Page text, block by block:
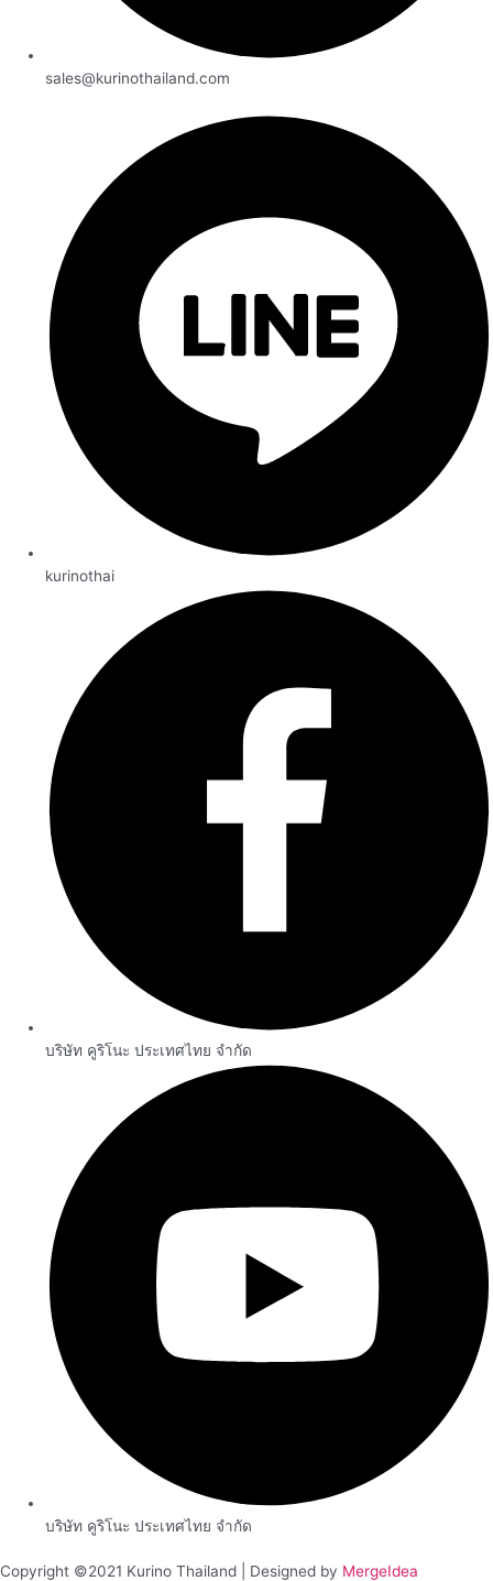
sales@kurinothailand.com
kurinothai
บริษัท คูริโนะ ประเทศไทย จำกัด
บริษัท คูริโนะ ประเทศไทย จำกัด
Copyright ©2021 Kurino Thailand | Designed by MergeIdea